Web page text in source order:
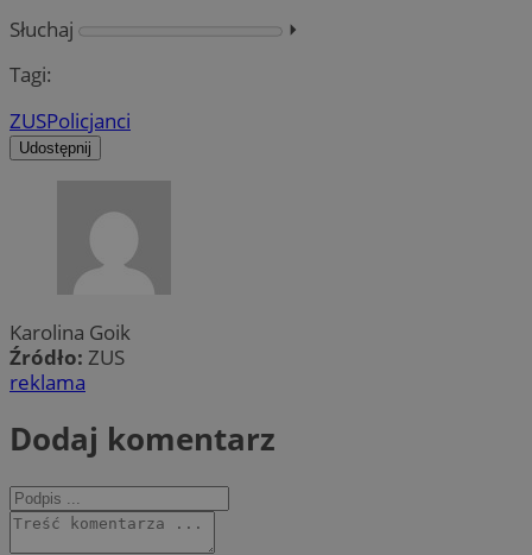
Słuchaj
⏵︎
Tagi:
ZUSPolicjanci
Udostępnij
Karolina Goik
Źródło: ZUS
reklama
Dodaj komentarz